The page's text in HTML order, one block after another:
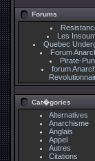
Forums
Les
Quebec
Forum
Pirate-
forum
Cat�gories
Alternatives
Anarchisme
Anglais
Appel
Autres
Citations